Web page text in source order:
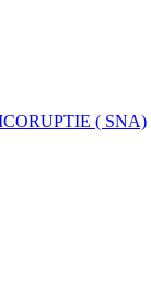
( SNA)